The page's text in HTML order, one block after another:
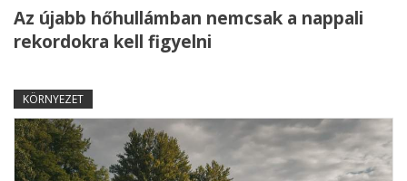
Az újabb hőhullámban nemcsak a nappali
rekordokra kell figyelni
KÖRNYEZET